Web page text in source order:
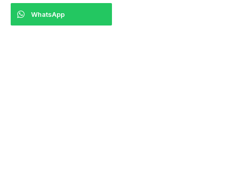
WhatsApp